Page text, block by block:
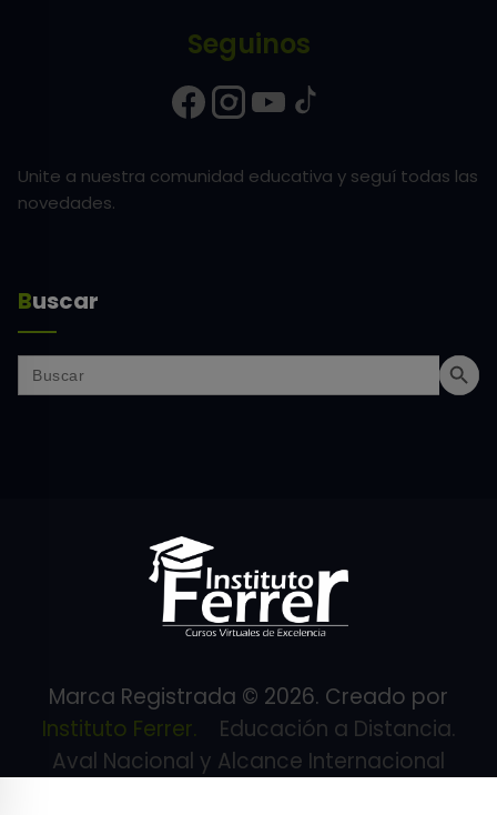
Seguinos
Unite a nuestra comunidad educativa y seguí todas las
novedades.
Buscar
Search
for:
Search
Marca Registrada © 2026. Creado por
Instituto Ferrer.
Educación a Distancia.
Aval Nacional y Alcance Internacional